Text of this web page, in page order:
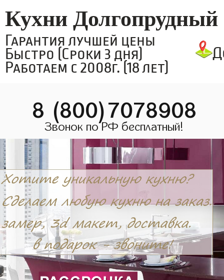
Кухни Долгопрудный
Гарантия лучшей цены
Быстро (Сроки 3 дня)
Работаем с 2008г. (18 лет)
8 (800)7078908
Звонок по РФ бесплатный!